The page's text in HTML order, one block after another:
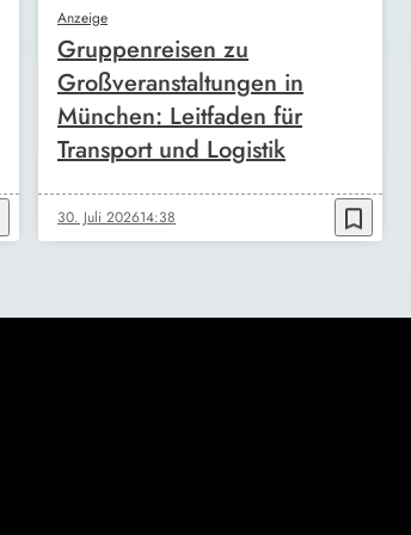
Anzeige
Gruppenreisen zu
Großveranstaltungen in
München: Leitfaden für
Transport und Logistik
30. Juli 202614:38 bookmark_border